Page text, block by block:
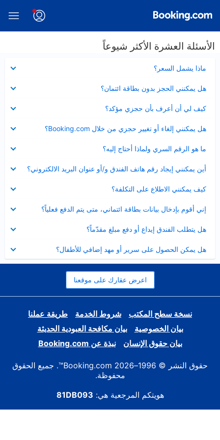
الأسئلة العشرة الأكثر شيوعاً
ماذا يشمل السعر؟
مصغر
هل يمكنني الحجز بدون بطاقة ائتمان؟
مصغر
كيف لي أن أعرف بأن حجزي مؤكد؟
مصغر
هل يمكنني إلغاء أو تغيير حجزي من خلال Booking.com؟
مصغر
ما هو الرقم السري ولماذا أحتاج إليه؟
مصغر
أين يمكنني إيجاد رقم هاتف الفندق و/أو عنوان البريد الالكتروني؟
عرض
مصغر
كيف يمكنني الاطلاع على التكلفة؟
مصغر
إني أقوم بإدخال بيانات بطاقة ائتماني، متى يتم الدفع فعلياً؟
مصغر
هل يتطلب الفندق إيداع أو دفع مبلغ مقدّماً؟
مصغر
هل يمكن الحصول على سرير أو مهد إضافي للأطفال؟
مصغر
اعرض عقارك على موقعنا
نسخة سطح المكتب شروط الخدمة
طريقة عملنا
بيان الخصوصية
بيان مكافحة العبودية الحديثة
بيان حقوق الإنسان
نبذة عن Booking.com
حقوق النشر © 1996–2026 Booking.com™. جميع الحقوق
محفوظة.
هويتكم المرجعية هي: 81DB093